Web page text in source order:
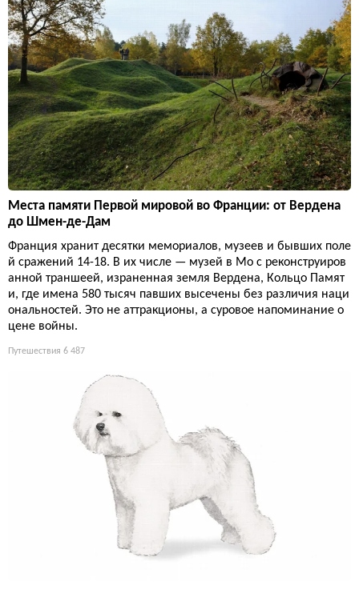
Места памяти Первой мировой во Франции: от Вердена
до Шмен-де-Дам
Франция хранит десятки мемориалов, музеев и бывших поле
й сражений 14-18. В их числе — музей в Мо с реконструиров
анной траншеей, израненная земля Вердена, Кольцо Памят
и, где имена 580 тысяч павших высечены без различия наци
ональностей. Это не аттракционы, а суровое напоминание о
цене войны.
Путешествия 6 487